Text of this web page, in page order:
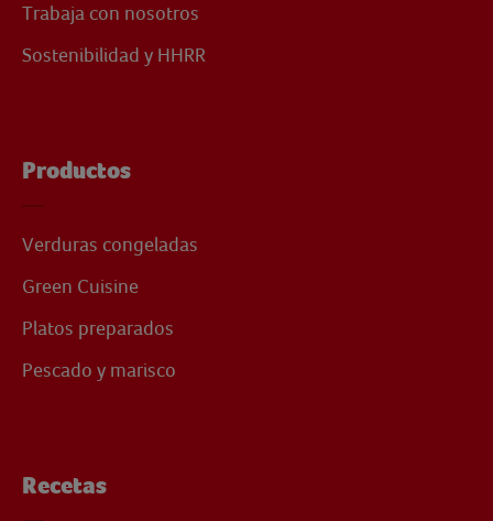
Trabaja con nosotros
Sostenibilidad y HHRR
Productos
Verduras congeladas
Green Cuisine
Platos preparados
Pescado y marisco
Recetas